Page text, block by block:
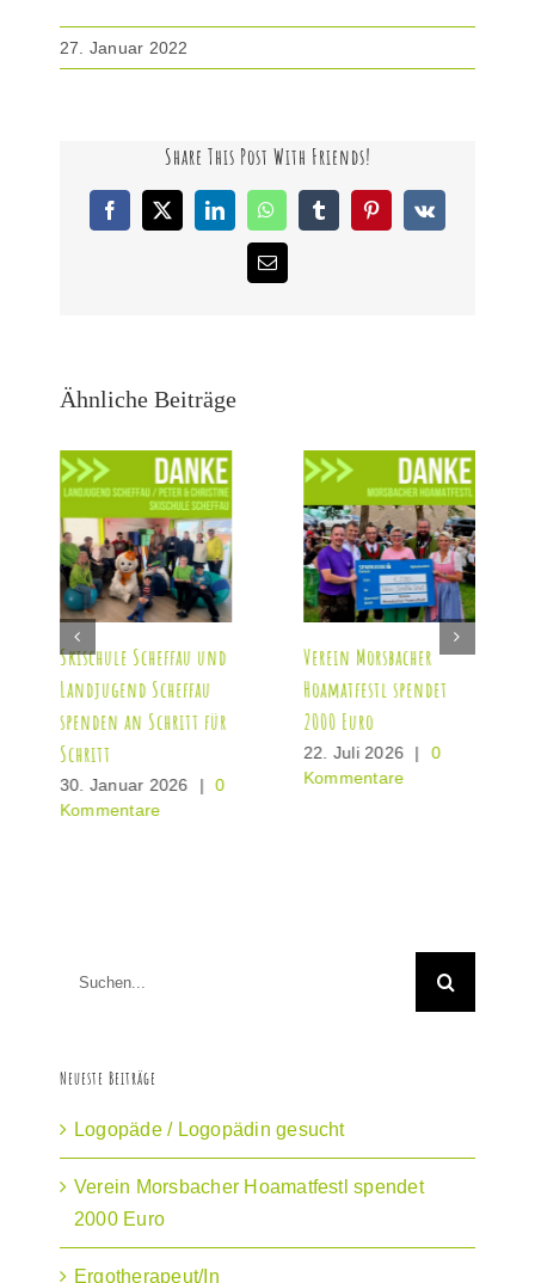
27. Januar 2022
Share This Post With Friends!
Facebook
X LinkedInWhatsAppTumblrPinterest
Vk
E-
Ähnliche Beiträge
Skischule Scheffau und
Landjugend Scheffau
spenden an Schritt für
Schritt
30. Januar 2026 |
0
Kommentare
Verein Morsbacher
Hoamatfestl spendet
2000 Euro
22. Juli 2026 |
0
Kommentare
Neueste Beiträge
Logopäde / Logopädin gesucht
Verein Morsbacher Hoamatfestl spendet
2000 Euro
Ergotherapeut/In